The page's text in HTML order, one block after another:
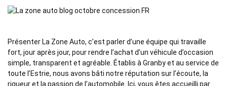
Présenter La Zone Auto, c’est parler d’une équipe qui travaille
fort, jour après jour, pour rendre l’achat d’un véhicule d’occasion
simple, transparent et agréable. Établis à Granby et au service de
toute l’Estrie, nous avons bâti notre réputation sur l’écoute, la
rigueur et la passion de l’automobile. Ici, vous êtes accueilli par